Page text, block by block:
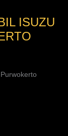
ISUZU